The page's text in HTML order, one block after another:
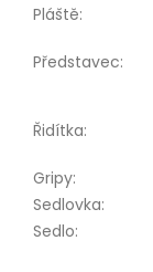
Pláště:
Představec:
Řidítka:
Gripy:
Sedlovka:
Sedlo: